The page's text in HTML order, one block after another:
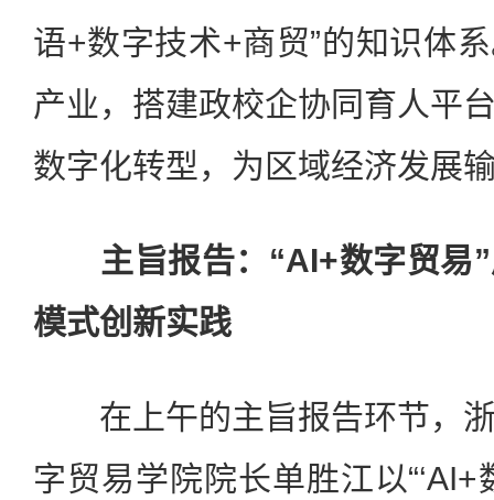
语+数字技术+商贸”的知识体
产业，搭建政校企协同育人平
数字化转型，为区域经济发展
主旨报告：“AI+数字贸易”
模式创新实践
在上午的主旨报告环节，浙
字贸易学院院长单胜江以